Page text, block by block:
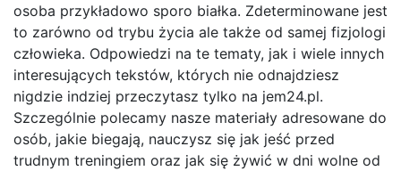
osoba przykładowo sporo białka. Zdeterminowane jest
to zarówno od trybu życia ale także od samej fizjologi
człowieka. Odpowiedzi na te tematy, jak i wiele innych
interesujących tekstów, których nie odnajdziesz
nigdzie indziej przeczytasz tylko na jem24.pl.
Szczególnie polecamy nasze materiały adresowane do
osób, jakie biegają, nauczysz się jak jeść przed
trudnym treningiem oraz jak się żywić w dni wolne od